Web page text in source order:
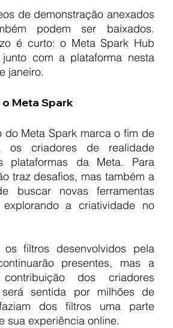
de demonstração anexados
podem ser baixados.
é curto: o Meta Spark Hub
com a plataforma nesta
janeiro.
Meta Spark
do Meta Spark marca o fim de
os criadores de realidade
plataformas da Meta. Para
traz desafios, mas também a
buscar novas ferramentas
a criatividade no
os filtros desenvolvidos pela
presentes, mas a
dos criadores
será sentida por milhões de
dos filtros uma parte
sua experiência online.